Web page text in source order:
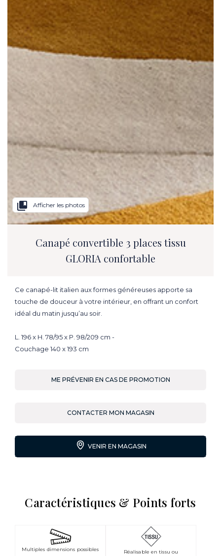
collections_bookmark Afficher les photos
Canapé convertible 3 places tissu
GLORIA confortable
Ce canapé-lit italien aux formes généreuses apporte sa
touche de douceur à votre intérieur, en offrant un confort
idéal du matin jusqu’au soir.
L. 196 x H. 78/95 x P. 98/209 cm -
Couchage 140 x 193 cm
ME PRÉVENIR EN CAS DE PROMOTION
CONTACTER MON MAGASIN
VENIR EN MAGASIN
Caractéristiques & Points forts
Multiples dimensions possibles
Réalisable en tissu ou